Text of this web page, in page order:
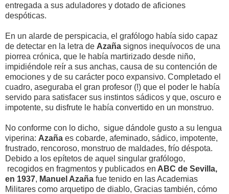
entregada a sus aduladores y dotado de aficiones
despóticas.
En un alarde de perspicacia, el grafólogo había sido capaz
de detectar en la letra de Azaña signos inequívocos de una
piorrea crónica, que le había martirizado desde niño,
impidiéndole reír a sus anchas, causa de su contención de
emociones y de su carácter poco expansivo. Completado el
cuadro, aseguraba el gran profesor (!) que el poder le había
servido para satisfacer sus instintos sádicos y que, oscuro e
impotente, su disfrute le había convertido en un monstruo.
No conforme con lo dicho, sigue dándole gusto a su lengua
viperina: Azaña es cobarde, afeminado, sádico, impotente,
frustrado, rencoroso, monstruo de maldades, frío déspota.
Debido a los epítetos de aquel singular grafólogo,
recogidos en fragmentos y publicados en ABC de Sevilla,
en 1937, Manuel Azaña fue tenido en las Academias
Militares como arquetipo de diablo, Gracias también, cómo